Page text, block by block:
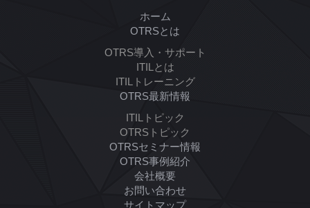
ホーム
OTRSとは
OTRS導入・サポート
ITILとは
ITILトレーニング
OTRS最新情報
ITILトピック
OTRSトピック
OTRSセミナー情報
OTRS事例紹介
会社概要
お問い合わせ
サイトマップ